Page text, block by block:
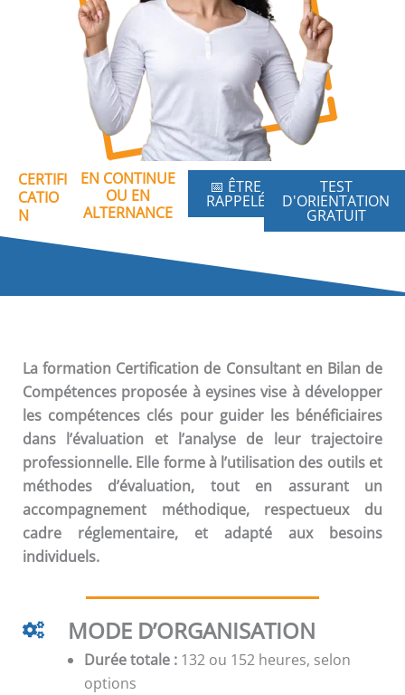
CERTIFI
CATIO
N
EN CONTINUE
OU EN
ALTERNANCE
📅 ÊTRE
RAPPELÉ
TEST
D'ORIENTATION
GRATUIT
La formation Certification de Consultant en Bilan de
Compétences proposée à eysines vise à développer
les compétences clés pour guider les bénéficiaires
dans l’évaluation et l’analyse de leur trajectoire
professionnelle. Elle forme à l’utilisation des outils et
méthodes d’évaluation, tout en assurant un
accompagnement méthodique, respectueux du
cadre réglementaire, et adapté aux besoins
individuels.
MODE D’ORGANISATION
Durée totale : 132 ou 152 heures, selon
options